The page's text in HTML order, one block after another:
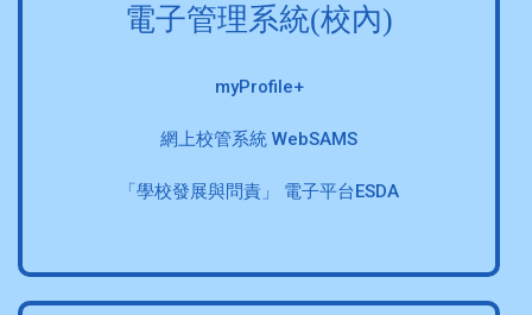
電子管理系統(校內)
myProfile+
網上校管系統 WebSAMS
「學校發展與問責」 電子平台ESDA